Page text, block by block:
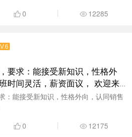
0 12285
要求：能接受新知识，性格外
时间灵活，薪资面议， 欢迎来
：能接受新知识，性格外向，认同销售
0 12175